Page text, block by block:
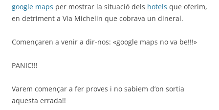
google maps per mostrar la situació dels hotels que oferim,
en detriment a Via Michelin que cobrava un dineral.
Començaren a venir a dir-nos: «google maps no va be!!!»
PANIC!!!
Varem començar a fer proves i no sabiem d’on sortia
aquesta errada!!